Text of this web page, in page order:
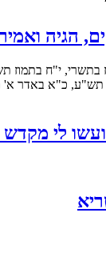
הגיה
י"ח בתמוז
כ"א באדר א'
לי מקדש